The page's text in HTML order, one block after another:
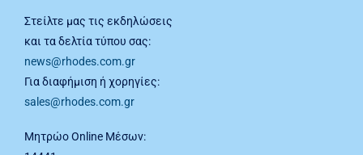
Στείλτε μας τις εκδηλώσεις
και τα δελτία τύπου σας:
news@rhodes.com.gr
Για διαφήμιση ή χορηγίες:
sales@rhodes.com.gr
Μητρώο Online Μέσων: